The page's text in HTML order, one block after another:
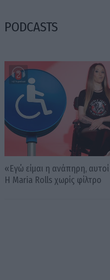
PODCASTS
«Εγώ είμαι η ανάπηρη, αυτοί
Η Maria Rolls χωρίς φίλτρο